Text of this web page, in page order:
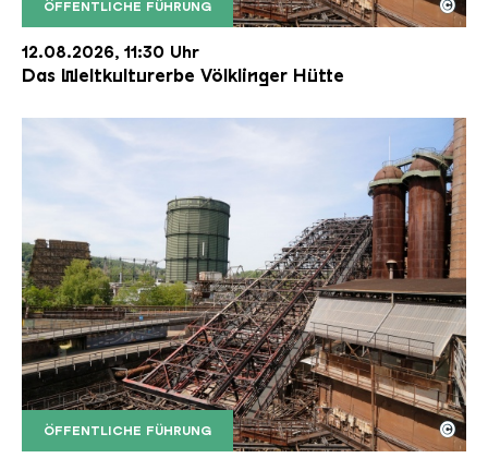
ÖFFENTLICHE FÜHRUNG
Der Erzschrägaufzug der Völklinger Hütte mit
Copyright: Weltkulturerbe Völklinger Hütte | Karl
©
12.08.2026, 11:30 Uhr
Das Weltkulturerbe Völklinger Hütte
ÖFFENTLICHE FÜHRUNG
Der Erzschrägaufzug der Völklinger Hütte mit
Copyright: Weltkulturerbe Völklinger Hütte | Karl
©